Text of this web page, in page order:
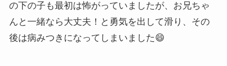
の下の子も最初は怖がっていましたが、お兄ちゃ
んと一緒なら大丈夫！と勇気を出して滑り、その
後は病みつきになってしまいました😄